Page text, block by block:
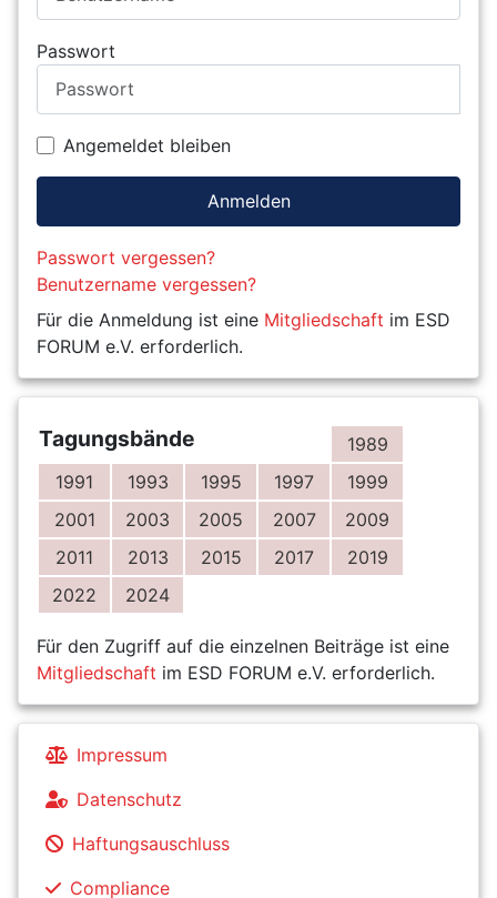
Passwort
Angemeldet bleiben
Anmelden
Passwort vergessen?
Benutzername vergessen?
Für die Anmeldung ist eine Mitgliedschaft im ESD
FORUM e.V. erforderlich.
Tagungsbände
1989
1991
1993 1995 1997
1999
2001
2003 2005 2007
2009
2011
2013 2015 2017
2019
2022
2024
Für den Zugriff auf die einzelnen Beiträge ist eine
Mitgliedschaft im ESD FORUM e.V. erforderlich.
Impressum
Datenschutz
Haftungsauschluss
Compliance